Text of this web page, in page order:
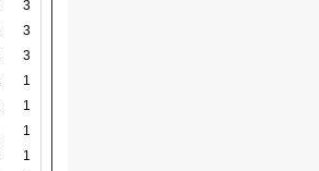
3
3
3
1
1
1
1